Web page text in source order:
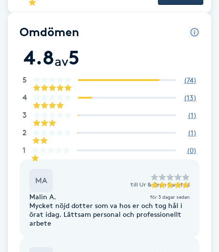
Brynfärgning
Brynplockning
Bröllopsuppsättning
Coachning
Color correction
Omdömen
4.8av5
5 (74)
4 (13)
3 (1)
2 (1)
1 (0)
MA till Ur & Penn Karlstad
Malin A. för 3 dagar sedan
Mycket nöjd dotter som va hos er och tog hål i
örat idag. Lättsam personal och professionellt
arbete